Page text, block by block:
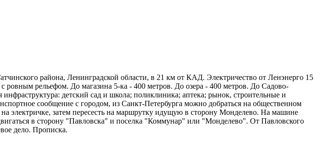
района, Ленинградской области, в 21 км от КАД. Электричество от Ленэнерго 15
ровным рельефом. До магазина 5-ка - 400 метров. До озера - 400 метров. До Садово-
детский сад и школа; поликлиника; аптека; рынок, строительные и
сообщение с городом, из Санкт-Петербурга можно добраться на общественном
электричке, затем пересесть на маршрутку идущую в сторону Монделево. На машине
в сторону "Павловска" и поселка "Коммунар" или "Монделево". От Павловского
дело. Прописка.